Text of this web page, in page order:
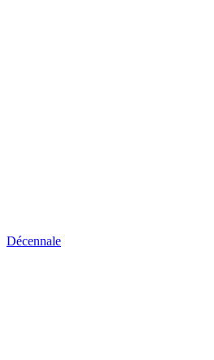
Décennale